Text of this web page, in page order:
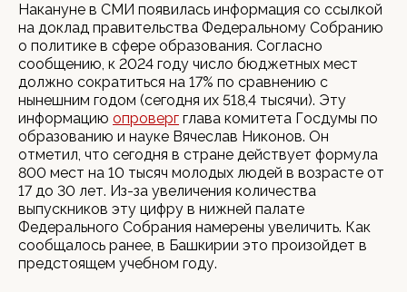
Накануне в СМИ появилась информация со ссылкой
на доклад правительства Федеральному Собранию
о политике в сфере образования. Согласно
сообщению, к 2024 году число бюджетных мест
должно сократиться на 17% по сравнению с
нынешним годом (сегодня их 518,4 тысячи). Эту
информацию опроверг глава комитета Госдумы по
образованию и науке Вячеслав Никонов. Он
отметил, что сегодня в стране действует формула
800 мест на 10 тысяч молодых людей в возрасте от
17 до 30 лет. Из-за увеличения количества
выпускников эту цифру в нижней палате
Федерального Собрания намерены увеличить. Как
сообщалось ранее, в Башкирии это произойдет в
предстоящем учебном году.